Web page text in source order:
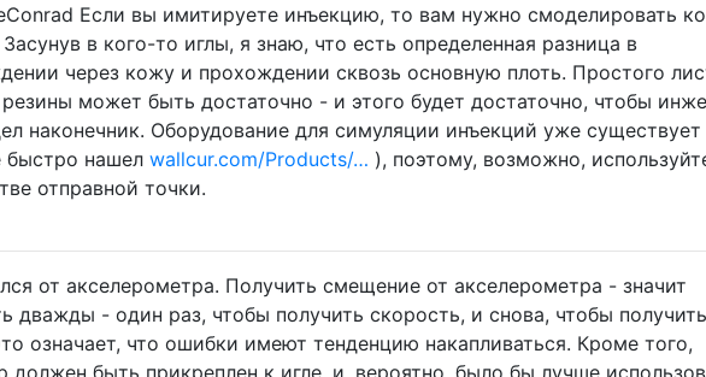
Если вы имитируете инъекцию, то вам нужно смоделировать
Засунув в кого-то иглы, я знаю, что есть определенная разница в
через кожу и прохождении сквозь основную плоть. Простого
может быть достаточно - и этого будет достаточно, чтобы
наконечник. Оборудование для симуляции инъекций уже существует
быстро нашел wallcur.com/Products/… ), поэтому, возможно,
отправной точки.
от акселерометра. Получить смещение от акселерометра - значит
дважды - один раз, чтобы получить скорость, и снова, чтобы получить
означает, что ошибки имеют тенденцию накапливаться. Кроме того,
должен быть прикреплен к игле, и, вероятно, было бы лучше